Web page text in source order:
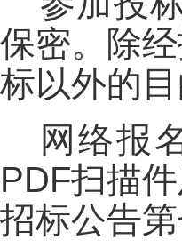
保密。除
标以外的
网络报
PDF扫描
招标公告